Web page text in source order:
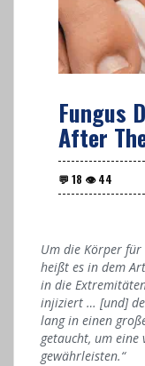
Fungus
After
Um die Körper für
heißt es in dem
in die
injiziert … [und]
lang in einen
getaucht, um eine
gewährleisten.“